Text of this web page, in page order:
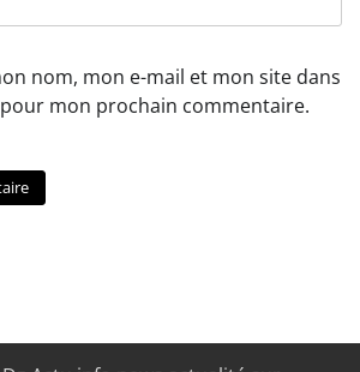
nom, mon e-mail et mon site dans
mon prochain commentaire.